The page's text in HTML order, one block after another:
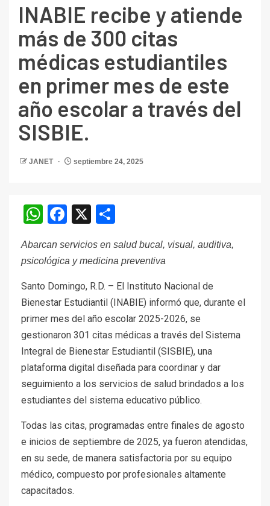
INABIE recibe y atiende
más de 300 citas
médicas estudiantiles
en primer mes de este
año escolar a través del
SISBIE.
JANET septiembre 24, 2025
WhatsApp
Facebook
X
Abarcan servicios en salud bucal, visual, auditiva,
psicológica y medicina preventiva
Santo Domingo, R.D. – El Instituto Nacional de
Bienestar Estudiantil (INABIE) informó que, durante el
primer mes del año escolar 2025-2026, se
gestionaron 301 citas médicas a través del Sistema
Integral de Bienestar Estudiantil (SISBIE), una
plataforma digital diseñada para coordinar y dar
seguimiento a los servicios de salud brindados a los
estudiantes del sistema educativo público.
Todas las citas, programadas entre finales de agosto
e inicios de septiembre de 2025, ya fueron atendidas,
en su sede, de manera satisfactoria por su equipo
médico, compuesto por profesionales altamente
capacitados.